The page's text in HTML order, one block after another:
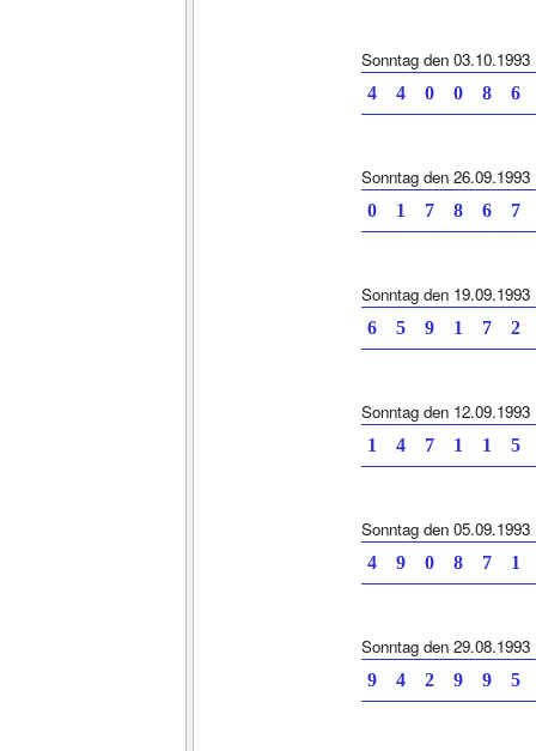
Sonntag den 03.10.1993
4 4 0 0 8
Sonntag den 26.09.1993
0 1 7 8 6
Sonntag den 19.09.1993
6 5 9 1 7
Sonntag den 12.09.1993
1 4 7 1 1
Sonntag den 05.09.1993
4 9 0 8 7
Sonntag den 29.08.1993
9 4 2 9 9